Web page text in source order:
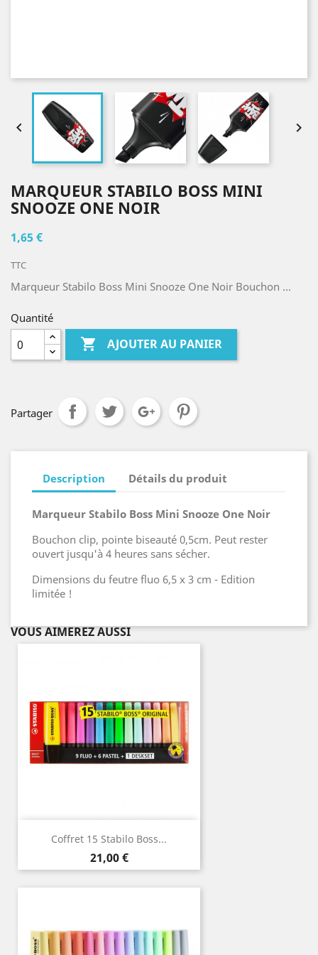
 
MARQUEUR STABILO BOSS MINI
SNOOZE ONE NOIR
1,65 €
TTC
Marqueur Stabilo Boss Mini Snooze One Noir Bouchon ...
Quantité
 AJOUTER AU PANIER
Partager
Description Détails du produit
Marqueur Stabilo Boss Mini Snooze One Noir
Bouchon clip, pointe biseauté 0,5cm. Peut rester
ouvert jusqu'à 4 heures sans sécher.
Dimensions du feutre fluo 6,5 x 3 cm - Edition
limitée !
VOUS AIMEREZ AUSSI
Coffret 15 Stabilo Boss...
Prix
21,00 €